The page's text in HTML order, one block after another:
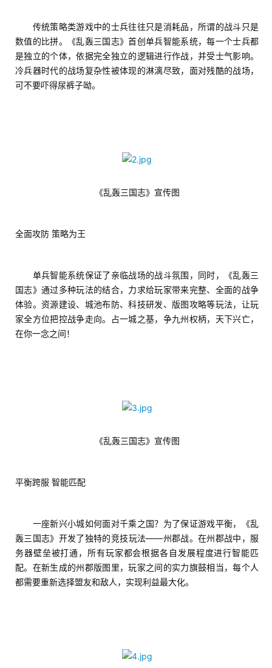
戏
手
机
游
传统策略类游戏中的士兵往往只是消耗品，所谓的战斗只是
数值的比拼。《乱轰三国志》首创单兵智能系统，每一个士兵都
是独立的个体，依据完全独立的逻辑进行作战，并受士气影响。
冷兵器时代的战场复杂性被体现的淋漓尽致，面对残酷的战场，
可不要吓得尿裤子呦。
《乱轰三国志》宣传图
全面攻防 策略为王
单兵智能系统保证了亲临战场的战斗氛围，同时，《乱轰三
国志》通过多种玩法的结合，力求给玩家带来完整、全面的战争
体验。资源建设、城池布防、科技研发、版图攻略等玩法，让玩
家全方位把控战争走向。占一城之基，争九州权柄，天下兴亡，
在你一念之间！
《乱轰三国志》宣传图
平衡跨服 智能匹配
一座新兴小城如何面对千乘之国？为了保证游戏平衡，《乱
轰三国志》开发了独特的竞技玩法——州郡战。在州郡战中，服
务器壁垒被打通，所有玩家都会根据各自发展程度进行智能匹
配。在新生成的州郡版图里，玩家之间的实力旗鼓相当，每个人
都需要重新选择盟友和敌人，实现利益最大化。